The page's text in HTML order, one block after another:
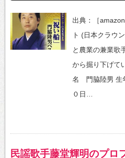
出典：［
ト (日本クラウ
と農業の兼業歌
から掘り下げて
名 門脇陸男 生
０日…
民謡歌手藤堂輝明のプロ